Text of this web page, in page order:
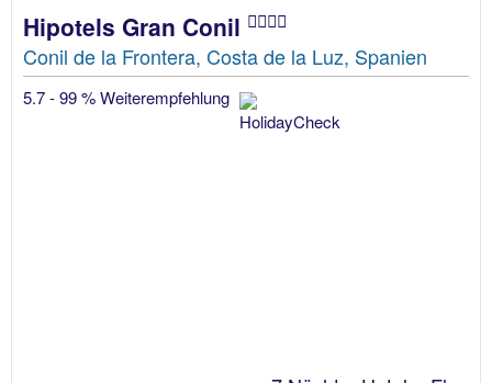
Hipotels Gran Conil
Conil de la Frontera, Costa de la Luz, Spanien
5.7 - 99 % Weiterempfehlung